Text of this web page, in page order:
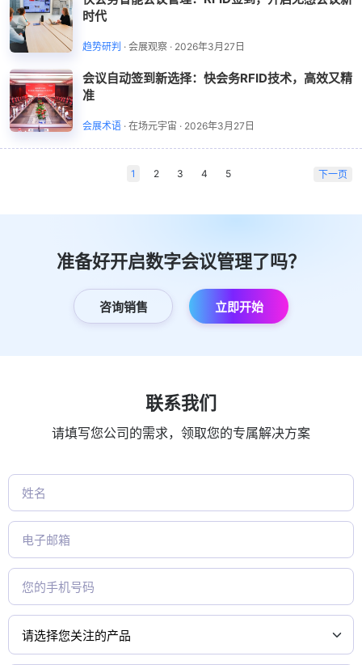
时代
趋势研判 · 会展观察 · 2026年3月27日
会议自动签到新选择：快会务RFID技术，高效又精
准
会展术语 · 在场元宇宙 · 2026年3月27日
1 2 3 4 5 下一页
准备好开启数字会议管理了吗？
咨询销售 立即开始
联系我们
请填写您公司的需求，领取您的专属解决方案